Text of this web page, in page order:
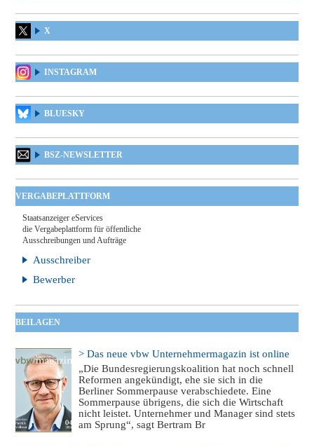
X
INSTAGRAM
BLUESKY
BSZ-NEWSLETTER
VERGABEPLATTFORM
Staatsanzeiger eServices
die Vergabeplattform für öffentliche
Ausschreibungen und Aufträge
Ausschreiber
Bewerber
BEILAGEN
> Das neue vbw Unternehmermagazin ist online
„Die Bundesregierungskoalition hat noch schnell
Reformen angekündigt, ehe sie sich in die
Berliner Sommerpause verabschiedete. Eine
Sommerpause übrigens, die sich die Wirtschaft
nicht leistet. Unternehmer und Manager sind stets
am Sprung“, sagt Bertram Br